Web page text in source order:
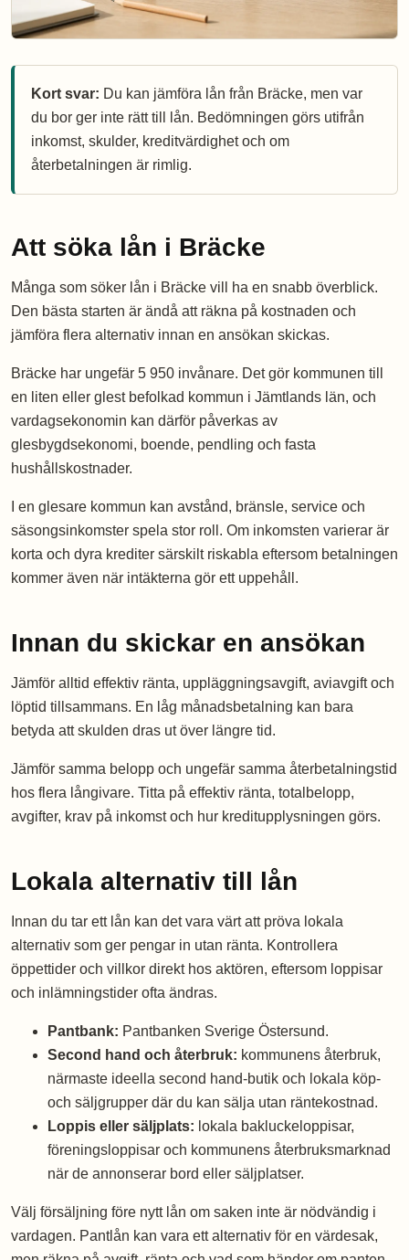
Kort svar: Du kan jämföra lån från Bräcke, men var
du bor ger inte rätt till lån. Bedömningen görs utifrån
inkomst, skulder, kreditvärdighet och om
återbetalningen är rimlig.
Att söka lån i Bräcke
Många som söker lån i Bräcke vill ha en snabb överblick.
Den bästa starten är ändå att räkna på kostnaden och
jämföra flera alternativ innan en ansökan skickas.
Bräcke har ungefär 5 950 invånare. Det gör kommunen till
en liten eller glest befolkad kommun i Jämtlands län, och
vardagsekonomin kan därför påverkas av
glesbygdsekonomi, boende, pendling och fasta
hushållskostnader.
I en glesare kommun kan avstånd, bränsle, service och
säsongsinkomster spela stor roll. Om inkomsten varierar är
korta och dyra krediter särskilt riskabla eftersom betalningen
kommer även när intäkterna gör ett uppehåll.
Innan du skickar en ansökan
Jämför alltid effektiv ränta, uppläggningsavgift, aviavgift och
löptid tillsammans. En låg månadsbetalning kan bara
betyda att skulden dras ut över längre tid.
Jämför samma belopp och ungefär samma återbetalningstid
hos flera långivare. Titta på effektiv ränta, totalbelopp,
avgifter, krav på inkomst och hur kreditupplysningen görs.
Lokala alternativ till lån
Innan du tar ett lån kan det vara värt att pröva lokala
alternativ som ger pengar in utan ränta. Kontrollera
öppettider och villkor direkt hos aktören, eftersom loppisar
och inlämningstider ofta ändras.
Pantbank: Pantbanken Sverige Östersund.
Second hand och återbruk: kommunens återbruk,
närmaste ideella second hand-butik och lokala köp-
och säljgrupper där du kan sälja utan räntekostnad.
Loppis eller säljplats: lokala bakluckeloppisar,
föreningsloppisar och kommunens återbruksmarknad
när de annonserar bord eller säljplatser.
Välj försäljning före nytt lån om saken inte är nödvändig i
vardagen. Pantlån kan vara ett alternativ för en värdesak,